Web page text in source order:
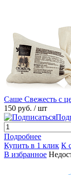
Саше Свежесть с
150 руб. / шт
Подробнее
Купить в 1 клик К
В избранное